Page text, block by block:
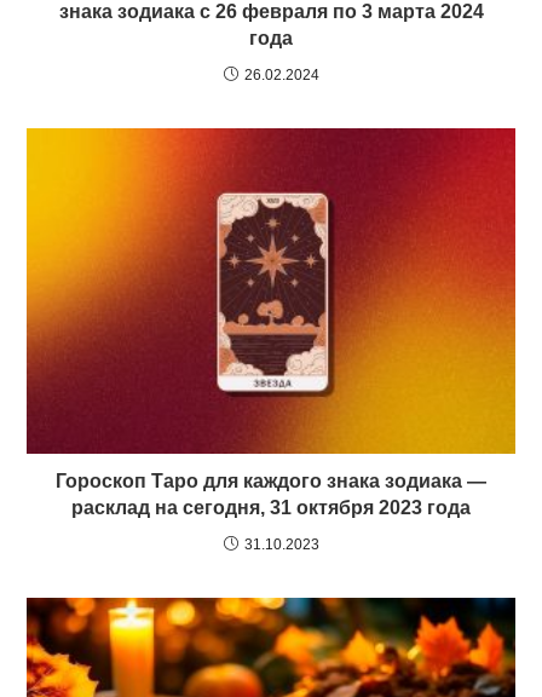
знака зодиака с 26 февраля по 3 марта 2024
года
26.02.2024
Гороскоп Таро для каждого знака зодиака —
расклад на сегодня, 31 октября 2023 года
31.10.2023